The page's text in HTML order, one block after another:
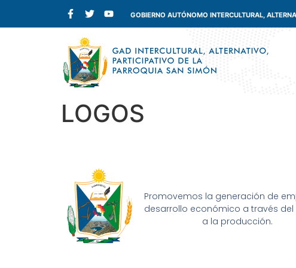
GOBIERNO AUTÓNOMO INTERCULTURAL,
LOGOS
Promovemos la generación de
desarrollo económico a través del
a la producción.